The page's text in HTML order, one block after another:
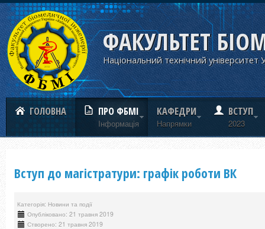
ФАКУЛЬТЕТ
Національний технічний університет
ГОЛОВНА ПРО ФБМІ
Iнформацiя
КАФЕДРИ
Напрямки
ВСТУП
2023
Вступ до магістратури: графік роботи ВК
Категорія: Новини та події
Опубліковано: 21 травня 2019
Створено: 21 травня 2019